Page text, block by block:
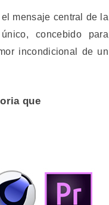
mensaje central de la
concebido para
incondicional de un
que